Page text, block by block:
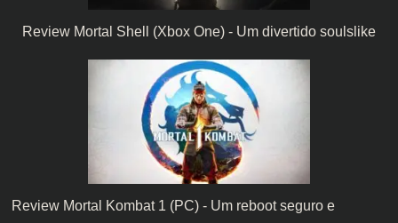
Review Mortal Shell (Xbox One) - Um divertido soulslike
Review Mortal Kombat 1 (PC) - Um reboot seguro e